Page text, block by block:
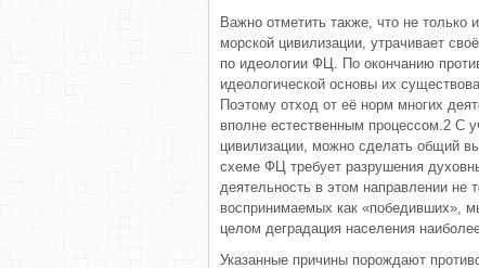
Важно отметить также, что не только
морской цивилизации, утрачивает
по идеологии ФЦ. По окончанию
идеологической основы их
Поэтому отход от её норм многих
вполне естественным процессом.2 С
цивилизации, можно сделать общий
схеме ФЦ требует разрушения
деятельность в этом направлении не
воспринимаемых как «победивших»,
целом деградация населения
Указанные причины порождают